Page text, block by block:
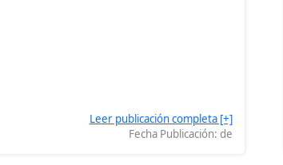
Leer publicación completa [+]
Fecha Publicación: de